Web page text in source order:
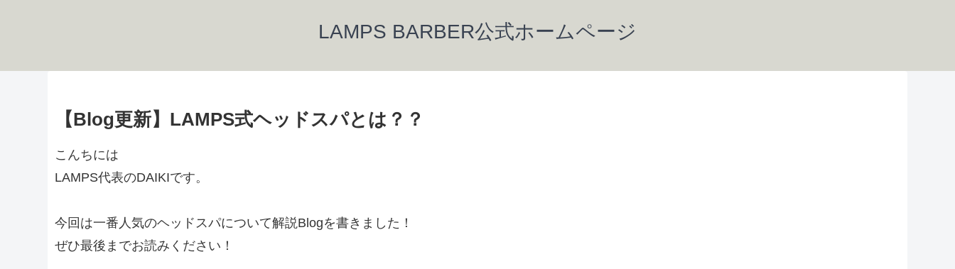
LAMPS BARBER公式ホームページ
【Blog更新】LAMPS式ヘッドスパとは？？
こんちには
LAMPS代表のDAIKIです。
今回は一番人気のヘッドスパについて解説Blogを書きました！
ぜひ最後までお読みください！